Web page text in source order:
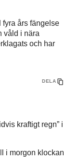
fyra års fängelse
våld i nära
och har
DELA
kraftigt regn” i
i morgon klockan